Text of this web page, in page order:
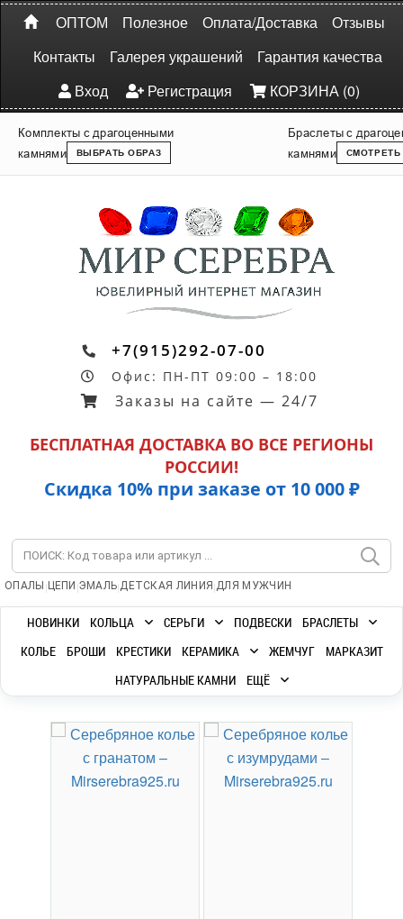
ОПТОМ Полезное Оплата/Доставка
Отзывы
Контакты
Галерея украшений
Гарантия качества
Вход
Регистрация КОРЗИНА (0)
Комплекты с драгоценными
камнями
ВЫБРАТЬ ОБРАЗ
Браслеты с
камнями
СМОТРЕТЬ
+7(915)292-07-00
Офис: ПН-ПТ 09:00 – 18:00
Заказы на сайте — 24/7
БЕСПЛАТНАЯ ДОСТАВКА ВО ВСЕ РЕГИОНЫ
РОССИИ!
Скидка 10% при заказе от 10 000 ₽
ОПАЛЫ | ЦЕПИ |ЭМАЛЬ|ДЕТСКАЯ ЛИНИЯ |ДЛЯ МУЖЧИН
НОВИНКИ КОЛЬЦА СЕРЬГИ ПОДВЕСКИ
БРАСЛЕТЫ
КОЛЬЕ
БРОШИ КРЕСТИКИ КЕРАМИКА ЖЕМЧУГ
МАРКАЗИТ
НАТУРАЛЬНЫЕ КАМНИ
ЕЩЁ